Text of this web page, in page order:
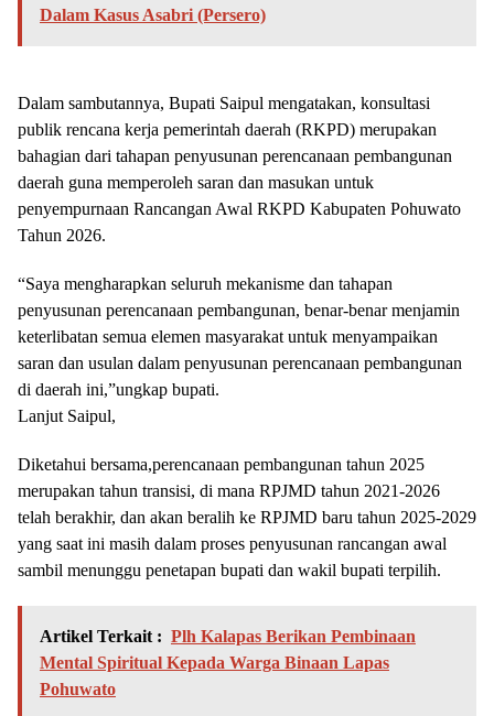
Dalam Kasus Asabri (Persero)
Dalam sambutannya, Bupati Saipul mengatakan, konsultasi
publik rencana kerja pemerintah daerah (RKPD) merupakan
bahagian dari tahapan penyusunan perencanaan pembangunan
daerah guna memperoleh saran dan masukan untuk
penyempurnaan Rancangan Awal RKPD Kabupaten Pohuwato
Tahun 2026.
“Saya mengharapkan seluruh mekanisme dan tahapan
penyusunan perencanaan pembangunan, benar-benar menjamin
keterlibatan semua elemen masyarakat untuk menyampaikan
saran dan usulan dalam penyusunan perencanaan pembangunan
di daerah ini,”ungkap bupati.
Lanjut Saipul,
Diketahui bersama,perencanaan pembangunan tahun 2025
merupakan tahun transisi, di mana RPJMD tahun 2021-2026
telah berakhir, dan akan beralih ke RPJMD baru tahun 2025-2029
yang saat ini masih dalam proses penyusunan rancangan awal
sambil menunggu penetapan bupati dan wakil bupati terpilih.
Artikel Terkait : Plh Kalapas Berikan Pembinaan
Mental Spiritual Kepada Warga Binaan Lapas
Pohuwato